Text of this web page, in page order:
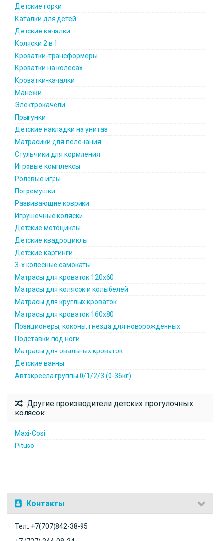
Детские горки
Каталки для детей
Детские качалки
Коляски 2 в 1
Кроватки-трансформеры
Кроватки на колесах
Кроватки-качалки
Манежи
Электрокачели
Прыгунки
Детские накладки на унитаз
Матрасики для пеленания
Стульчики для кормления
Игровые комплексы
Ролевые игры
Погремушки
Развивающие коврики
Игрушечные коляски
Детские мотоциклы
Детские квадроциклы
Детские картинги
3-х колесные самокаты
Матрасы для кроваток 120х60
Матрасы для колясок и колыбелей
Матрасы для круглых кроваток
Матрасы для кроваток 160х80
Позиционеры, коконы, гнезда для новорожденных
Подставки под ноги
Матрасы для овальных кроваток
Детские ванны
Автокресла группы 0/1/2/3 (0-36кг)
Другие производители детских прогулочных
колясок
Maxi-Cosi
Pituso
Контакты
Тел.: +7(707)842-38-95